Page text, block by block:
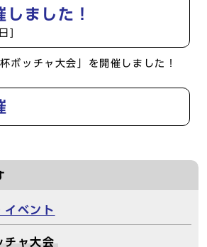
ました！
]
ボッチャ大会」を開催しました！
イベント
チャ大会